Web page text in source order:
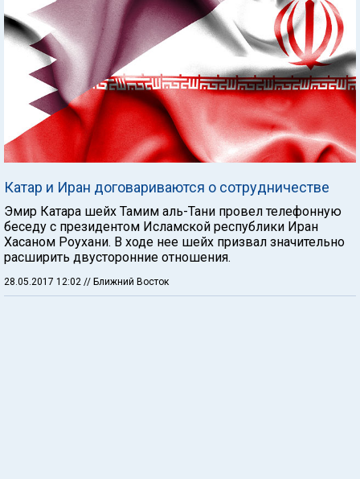
Катар и Иран договариваются о сотрудничестве
Эмир Катара шейх Тамим аль-Тани провел телефонную
беседу с президентом Исламской республики Иран
Хасаном Роухани. В ходе нее шейх призвал значительно
расширить двусторонние отношения.
28.05.2017 12:02 // Ближний Восток